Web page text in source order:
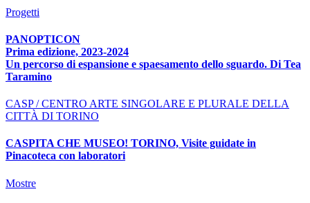
Progetti
PANOPTICON
Prima edizione, 2023-2024
Un percorso di espansione e spaesamento dello sguardo. Di Tea
Taramino
CASP / CENTRO ARTE SINGOLARE E PLURALE DELLA
CITTÀ DI TORINO
CASPITA CHE MUSEO! TORINO, Visite guidate in
Pinacoteca con laboratori
Mostre